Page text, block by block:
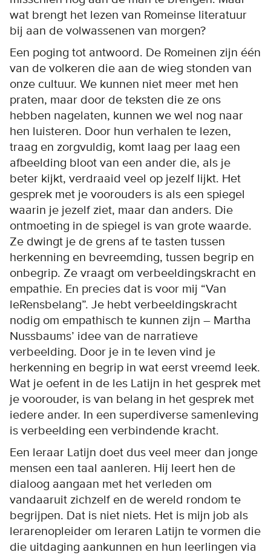
wat brengt het lezen van Romeinse literatuur
bij aan de volwassenen van morgen?
Een poging tot antwoord. De Romeinen zijn één
van de volkeren die aan de wieg stonden van
onze cultuur. We kunnen niet meer met hen
praten, maar door de teksten die ze ons
hebben nagelaten, kunnen we wel nog naar
hen luisteren. Door hun verhalen te lezen,
traag en zorgvuldig, komt laag per laag een
afbeelding bloot van een ander die, als je
beter kijkt, verdraaid veel op jezelf lijkt. Het
gesprek met je voorouders is als een spiegel
waarin je jezelf ziet, maar dan anders. Die
ontmoeting in de spiegel is van grote waarde.
Ze dwingt je de grens af te tasten tussen
herkenning en bevreemding, tussen begrip en
onbegrip. Ze vraagt om verbeeldingskracht en
empathie. En precies dat is voor mij “Van
leRensbelang”. Je hebt verbeeldingskracht
nodig om empathisch te kunnen zijn – Martha
Nussbaums’ idee van de narratieve
verbeelding. Door je in te leven vind je
herkenning en begrip in wat eerst vreemd leek.
Wat je oefent in de les Latijn in het gesprek met
je voorouder, is van belang in het gesprek met
iedere ander. In een superdiverse samenleving
is verbeelding een verbindende kracht.
Een leraar Latijn doet dus veel meer dan jonge
mensen een taal aanleren. Hij leert hen de
dialoog aangaan met het verleden om
vandaaruit zichzelf en de wereld rondom te
begrijpen. Dat is niet niets. Het is mijn job als
lerarenopleider om leraren Latijn te vormen die
die uitdaging aankunnen en hun leerlingen via